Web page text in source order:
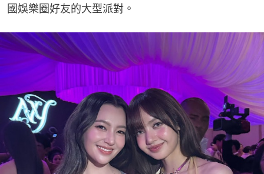
國娛樂圈好友的大型派對。